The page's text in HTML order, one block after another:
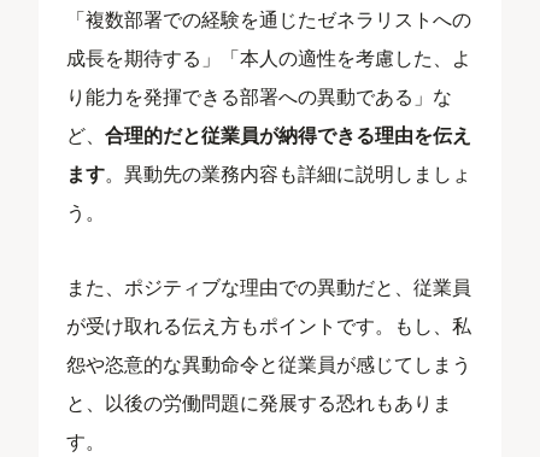
「複数部署での経験を通じたゼネラリストへの
成長を期待する」「本人の適性を考慮した、よ
り能力を発揮できる部署への異動である」な
ど、合理的だと従業員が納得できる理由を伝え
ます。異動先の業務内容も詳細に説明しましょ
う。
また、ポジティブな理由での異動だと、従業員
が受け取れる伝え方もポイントです。もし、私
怨や恣意的な異動命令と従業員が感じてしまう
と、以後の労働問題に発展する恐れもありま
す。